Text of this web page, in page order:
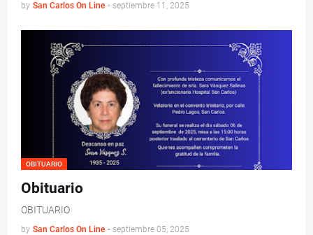
by San Carlos On Line - septiembre 11, 2025
OBITUARIO
Obituario
OBITUARIO
by San Carlos On Line - septiembre 05, 2025